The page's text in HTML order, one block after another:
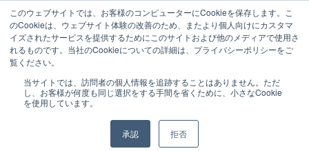
このウェブサイトでは、お客様のコンピューターにCookieを保存します。こ
のCookieは、ウェブサイト体験の改善のため、またより個人向けにカスタマ
イズされたサービスを提供するためにこのサイトおよび他のメディアで使用さ
れるものです。当社のCookieについての詳細は、プライバシーポリシーをご
覧ください。
当サイトでは、訪問者の個人情報を追跡することはありません。ただ
し、お客様が何度も同じ選択をする手間を省くために、小さなCookie
を使用しています。
承認 拒否
【CEOブログ】絶好のラン日和！